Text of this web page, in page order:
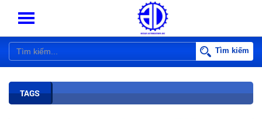
Tìm kiếm
TAGS